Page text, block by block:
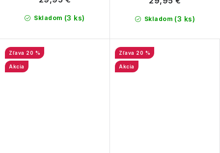
Skladom (3 ks) Skladom (3 ks)
20 %
Akcia
20 %
Akcia